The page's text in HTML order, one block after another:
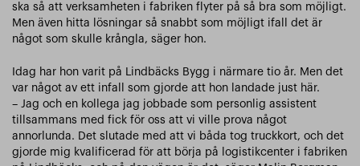
ska så att verksamheten i fabriken flyter på så bra som möjligt.
Men även hitta lösningar så snabbt som möjligt ifall det är
något som skulle krångla, säger hon.
Idag har hon varit på Lindbäcks Bygg i närmare tio år. Men det
var något av ett infall som gjorde att hon landade just här.
– Jag och en kollega jag jobbade som personlig assistent
tillsammans med fick för oss att vi ville prova något
annorlunda. Det slutade med att vi båda tog truckkort, och det
gjorde mig kvalificerad för att börja på logistikcenter i fabriken